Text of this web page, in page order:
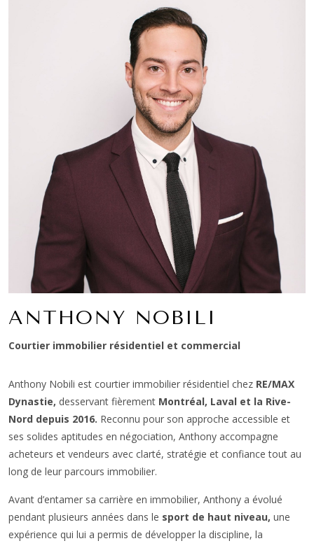
ANTHONY NOBILI
Courtier immobilier résidentiel et commercial
Anthony Nobili est courtier immobilier résidentiel chez RE/MAX
Dynastie, desservant fièrement Montréal, Laval et la Rive-
Nord depuis 2016. Reconnu pour son approche accessible et
ses solides aptitudes en négociation, Anthony accompagne
acheteurs et vendeurs avec clarté, stratégie et confiance tout au
long de leur parcours immobilier.
Avant d’entamer sa carrière en immobilier, Anthony a évolué
pendant plusieurs années dans le sport de haut niveau, une
expérience qui lui a permis de développer la discipline, la